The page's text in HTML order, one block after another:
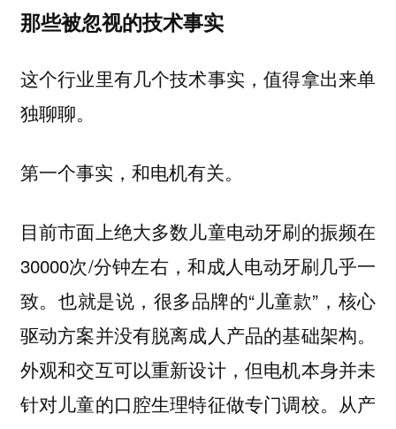
那些被忽视的技术事实
这个行业里有几个技术事实，值得拿出来单
独聊聊。
第一个事实，和电机有关。
目前市面上绝大多数儿童电动牙刷的振频在
30000次/分钟左右，和成人电动牙刷几乎一
致。也就是说，很多品牌的“儿童款”，核心
驱动方案并没有脱离成人产品的基础架构。
外观和交互可以重新设计，但电机本身并未
针对儿童的口腔生理特征做专门调校。从产